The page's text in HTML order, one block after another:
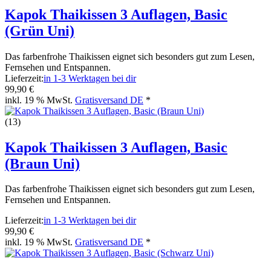
Kapok Thaikissen 3 Auflagen, Basic
(Grün Uni)
Das farbenfrohe Thaikissen eignet sich besonders gut zum Lesen,
Fernsehen und Entspannen.
Lieferzeit:in 1-3 Werktagen bei dir
99,90 €
inkl. 19 % MwSt. Gratisversand DE *
(13)
Kapok Thaikissen 3 Auflagen, Basic
(Braun Uni)
Das farbenfrohe Thaikissen eignet sich besonders gut zum Lesen,
Fernsehen und Entspannen.
Lieferzeit:in 1-3 Werktagen bei dir
99,90 €
inkl. 19 % MwSt. Gratisversand DE *